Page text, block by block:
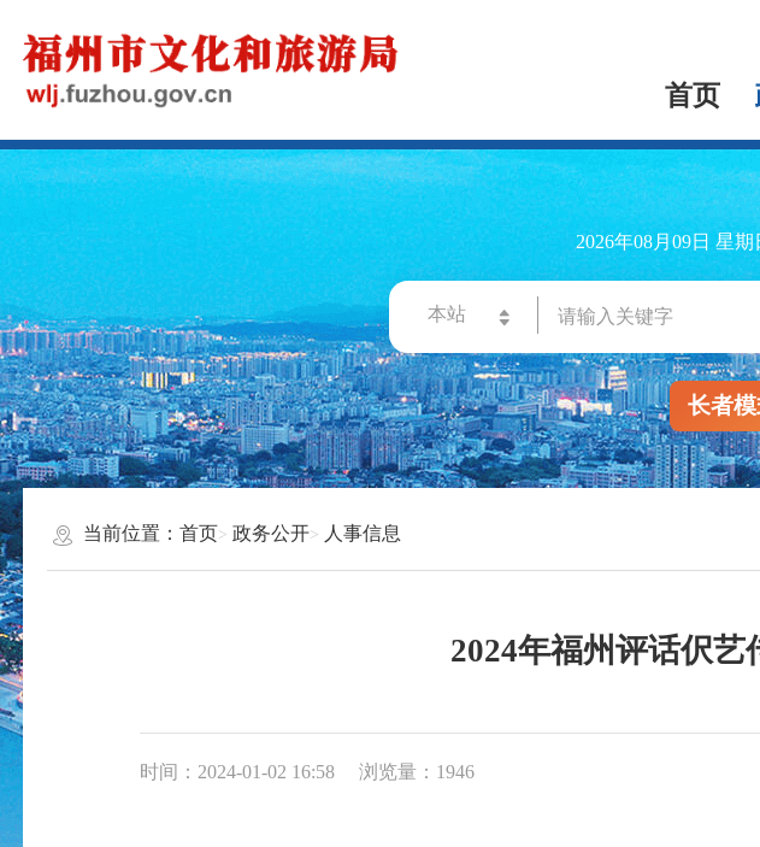
首页
2026年08月09日 星期
长者
当前位置：首页 政务公开 人事信息
2024年福州评话伬
时间：2024-01-02 16:58 浏览量：1946